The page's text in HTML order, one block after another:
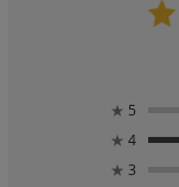
★ 5
★ 4
★ 3